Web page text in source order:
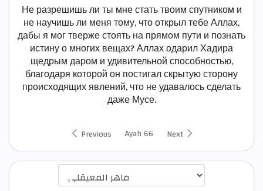
Не разрешишь ли ты мне стать твоим спутником и
не научишь ли меня тому, что открыл тебе Аллах,
дабы я мог тверже стоять на прямом пути и познать
истину о многих вещах? Аллах одарил Хадира
щедрым даром и удивительной способностью,
благодаря которой он постигал скрытую сторону
происходящих явлений, что не удавалось сделать
даже Мусе.
Previous Ayah 66 Next
اختيار قارئ الآية